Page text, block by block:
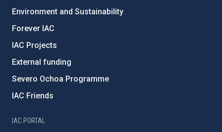
Environment and Sustainability
Forever IAC
IAC Projects
External funding
Severo Ochoa Programme
IAC Friends
IAC PORTAL